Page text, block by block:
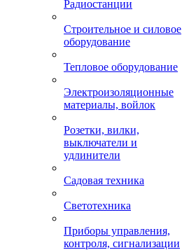
Радиостанции
Строительное и силовое
оборудование
Тепловое оборудование
Электроизоляционные
материалы, войлок
Розетки, вилки,
выключатели и
удлинители
Садовая техника
Светотехника
Приборы управления,
контроля, сигнализации